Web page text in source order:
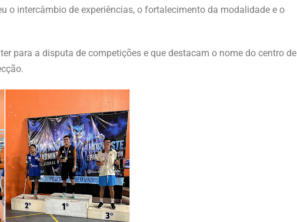
o intercâmbio de experiências, o fortalecimento da modalidade e o
para a disputa de competições e que destacam o nome do centro de